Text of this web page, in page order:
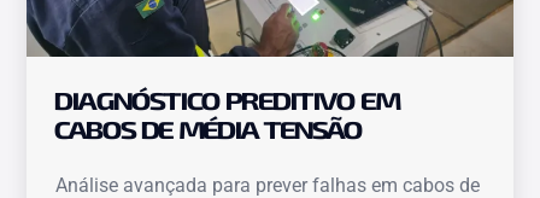
DIAGNÓSTICO PREDITIVO EM
CABOS DE MÉDIA TENSÃO
Análise avançada para prever falhas em cabos de